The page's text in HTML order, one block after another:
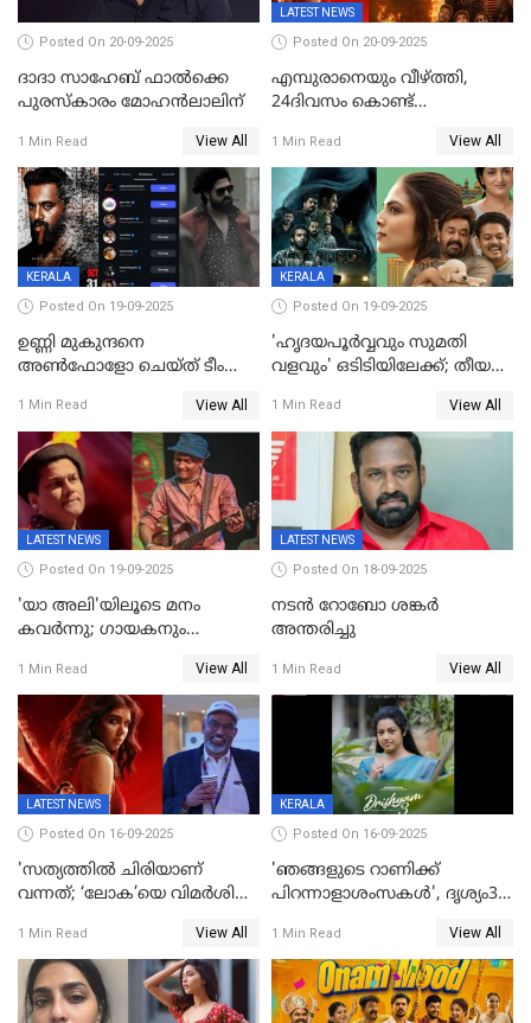
Posted On 20-09-2025
ദാദാ സാഹേബ് ഫാൽക്കെ
പുരസ്‌കാരം മോഹൻലാലിന്
1 Min Read View All
LATEST NEWS
Posted On 20-09-2025
എമ്പുരാനെയും വീഴ്ത്തി,
24ദിവസം കൊണ്ട്
ഇൻഡസ്ട്രി ഹിറ്റ്;
റെക്കോർഡുമായി ലോക
1 Min Read View All
KERALA
Posted On 19-09-2025
ഉണ്ണി മുകുന്ദനെ
അൺഫോളോ ചെയ്ത് ടീം
മാർക്കോയിൽ യാഷ്,
പൃഥ്വിരാജ്,
മമ്മുട്ടി,മോഹൻലാൽ..ചർച്ചകളുമായി
സൈബർലോകവും
1 Min Read View All
KERALA
Posted On 19-09-2025
'ഹൃദയപൂര്‍വ്വവും സുമതി
വളവും' ഒടിടിയിലേക്ക്; തീയതി
1 Min Read View All
LATEST NEWS
Posted On 19-09-2025
'യാ അലി'യിലൂടെ മനം
കവർന്നു; ഗായകനും
അന്തരിച്ചു
1 Min Read View All
LATEST NEWS
Posted On 18-09-2025
നടൻ റോബോ ശങ്കർ
അന്തരിച്ചു
1 Min Read View All
LATEST NEWS
Posted On 16-09-2025
'സത്യത്തിൽ ചിരിയാണ്
വന്നത്; ‘ലോക’യെ വിമർശിച്ച്
1 Min Read View All
KERALA
Posted On 16-09-2025
'ഞങ്ങളുടെ റാണിക്ക്
പിറന്നാളാശംസകൾ', ദൃശ്യം3-
പോസ്റ്റർ പുറത്തുവിട്ടു
1 Min Read View All